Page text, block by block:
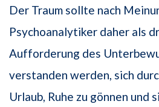
Der Traum sollte nach
Psychoanalytiker daher als
Aufforderung des
verstanden werden, sich
Urlaub, Ruhe zu gönnen und